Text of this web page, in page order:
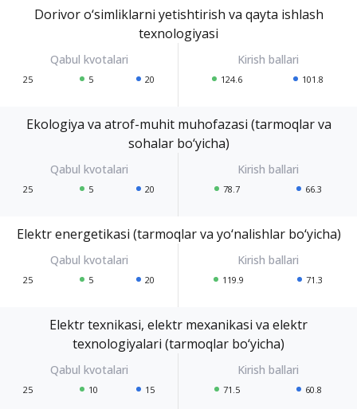
Dorivor o‘simliklarni yetishtirish va qayta ishlash
texnologiyasi
25 5 20 124.6 101.8
Ekologiya va atrof-muhit muhofazasi (tarmoqlar va
sohalar bo‘yicha)
25 5 20 78.7 66.3
Elektr energetikasi (tarmoqlar va yo‘nalishlar bo‘yicha)
25 5 20 119.9 71.3
Elektr texnikasi, elektr mexanikasi va elektr
texnologiyalari (tarmoqlar bo‘yicha)
25 10 15 71.5 60.8